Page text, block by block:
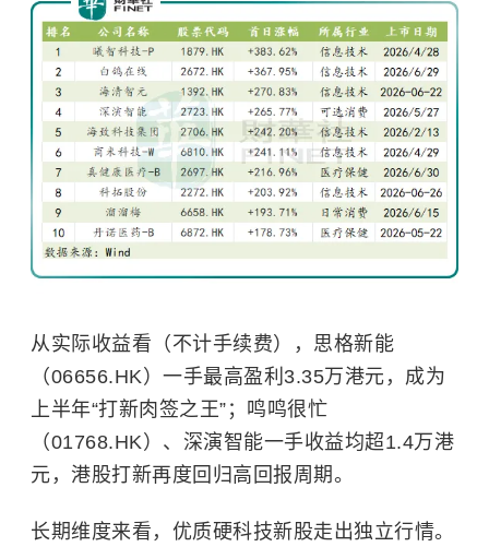
从实际收益看（不计手续费），思格新能
（06656.HK）一手最高盈利3.35万港元，成为
上半年“打新肉签之王”；鸣鸣很忙
（01768.HK）、深演智能一手收益均超1.4万港
元，港股打新再度回归高回报周期。
长期维度来看，优质硬科技新股走出独立行情。